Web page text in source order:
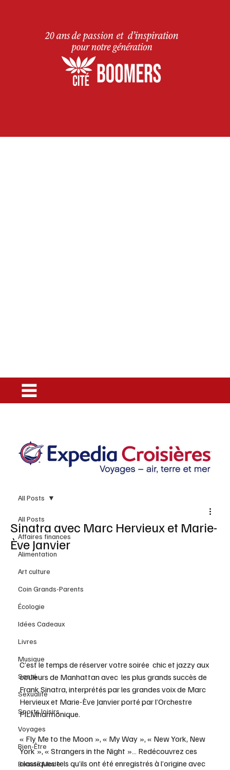
All Posts
Affaires finances
Alimentation
Art culture
Coin Grands-Parents
Écologie
Idées Cadeaux
Livres
Musique
Santé
Sexualité
Sports loisirs
Voyages
Bien-Être
Beauté Mode
All Posts
Sinatra avec Marc Hervieux et Marie-
Ève Janvier
C’est le temps de réserver votre soirée  chic et jazzy aux
couleurs de Manhattan avec  les plus grands succès de
Frank Sinatra, interprétés par les grandes voix de Marc
Hervieux et Marie-Ève Janvier porté par l’Orchestre
FILMharmonique.
« Fly Me to the Moon », « My Way », « New York, New
York », « Strangers in the Night »… Redécouvrez ces
classiques tels qu’ils ont été enregistrés à l’origine avec